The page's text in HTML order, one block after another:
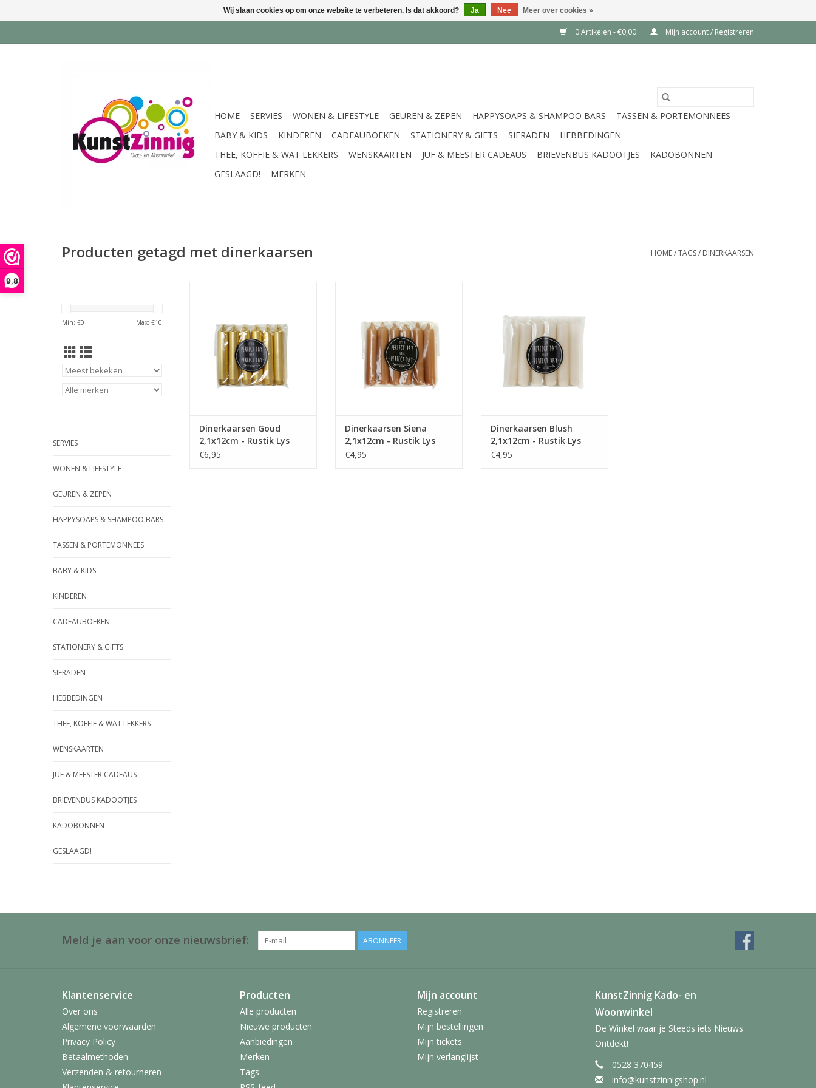
9,8
0 Artikelen - €0,00 Mijn account / Registreren
HOME SERVIES WONEN & LIFESTYLE GEUREN & ZEPEN HAPPYSOAPS & SHAMPOO BARS
TASSEN & PORTEMONNEES
BABY & KIDS
KINDEREN CADEAUBOEKEN STATIONERY & GIFTS SIERADEN
HEBBEDINGEN
THEE, KOFFIE & WAT LEKKERS
WENSKAARTEN JUF & MEESTER CADEAUS BRIEVENBUS KADOOTJES
KADOBONNEN
GESLAAGD!
MERKEN
Producten getagd met dinerkaarsen HOME/TAGS/ DINERKAARSEN
Min: €0 Max: €10
SERVIES
WONEN & LIFESTYLE
GEUREN & ZEPEN
HAPPYSOAPS & SHAMPOO BARS
TASSEN & PORTEMONNEES
BABY & KIDS
KINDEREN
CADEAUBOEKEN
STATIONERY & GIFTS
SIERADEN
HEBBEDINGEN
THEE, KOFFIE & WAT LEKKERS
WENSKAARTEN
JUF & MEESTER CADEAUS
BRIEVENBUS KADOOTJES
KADOBONNEN
GESLAAGD!
TOEVOEGEN AAN WINKELWAGEN
Dinerkaarsen Goud
2,1x12cm - Rustik Lys
€6,95
TOEVOEGEN AAN WINKELWAGEN
Dinerkaarsen Siena
2,1x12cm - Rustik Lys
€4,95
TOEVOEGEN AAN WINKELWAGEN
Dinerkaarsen Blush
2,1x12cm - Rustik Lys
€4,95
Meld je aan voor onze nieuwsbrief: ABONNEER
Klantenservice
Over ons
Algemene voorwaarden
Privacy Policy
Betaalmethoden
Verzenden & retourneren
Producten
Alle producten
Nieuwe producten
Aanbiedingen
Merken
Tags
Mijn account
Registreren
Mijn bestellingen
Mijn tickets
Mijn verlanglijst
KunstZinnig Kado- en
Woonwinkel
De Winkel waar je Steeds iets Nieuws
Ontdekt!
0528 370459
info@kunstzinnigshop.nl
Wij slaan cookies op om onze website te verbeteren. Is dat akkoord? Ja Nee Meer over cookies »